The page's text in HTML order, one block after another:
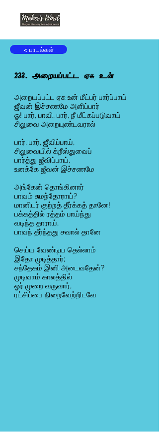
< பாடல்கள்
233. அறையப்பட்ட ஏசு உன்
அறையப்பட்ட ஏசு உன் மீட்பர் பார்ப்பாய்
ஜீவன் இச்சணமே அளிப்பார்
ஓ! பார், பாவி, பார், நீ மீட்கப்படுவாய்
சிலுவை அறையுண்டவரால்
பார், பார், ஜீவிப்பாய்,
சிலுவையில் க்றீஸ்துவைப்
பார்த்து ஜீவிப்பாய்,
உனக்கே ஜீவன் இச்சணமே
அங்கேன் தொங்கினார்
பாவம் சுமந்தோராய்?
மானிடர் குற்றத் தீர்க்கத் தானே!
பக்கத்தில் ரத்தம் பாய்ந்து
வடிந்த தாராய்,
பாவந் தீர்ந்தது சவால் தானே
செய்ய வேண்டிய தெல்லாம்
இதோ முடித்தார்;
சந்தேகம் இனி அடைவதேன்?
முடிவாம் காலத்தில்
ஓர் முறை வருவார்,
ரட்சிப்பை நிறைவேற்றிடவே